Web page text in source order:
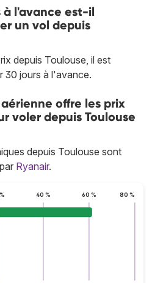
à l'avance est-il
un vol depuis
depuis Toulouse, il est
30 jours à l'avance.
offre les prix
voler depuis Toulouse
depuis Toulouse sont
Ryanair.
40 % 60 % 80 %